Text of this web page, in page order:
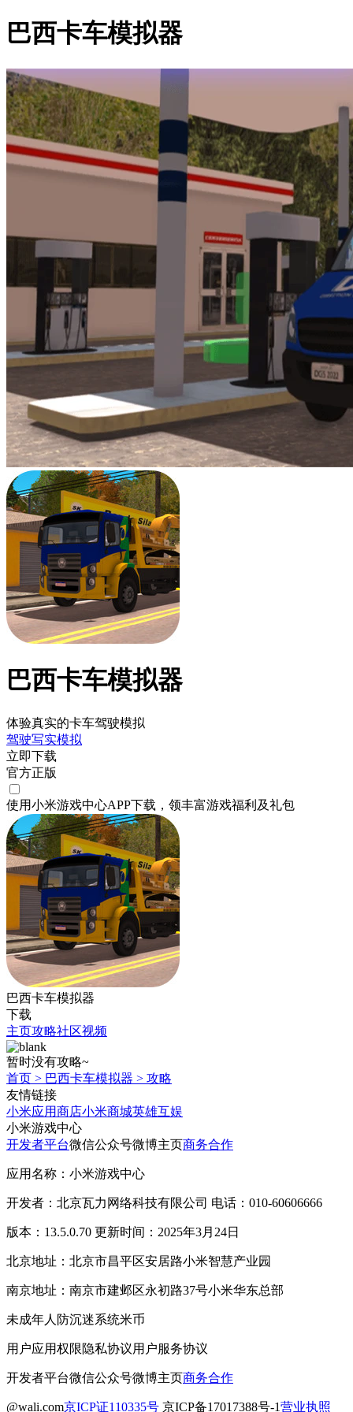
巴西卡车模拟器
巴西卡车模拟器
体验真实的卡车驾驶模拟
驾驶写实模拟
立即下载
官方正版
使用小米游戏中心APP下载 ，领丰富游戏福利 及礼包
巴西卡车模拟器
下载
主页攻略社区视频
暂时没有攻略~
首页 > 巴西卡车模拟器 > 攻略
友情链接
小米应用商店小米商城英雄互娱
小米游戏中心
开发者平台微信公众号微博主页商务合作
应用名称：小米游戏中心
开发者：北京瓦力网络科技有限公司 电话：010-60606666
版本：13.5.0.70 更新时间：2025年3月24日
北京地址：北京市昌平区安居路小米智慧产业园
南京地址：南京市建邺区永初路37号小米华东总部
未成年人防沉迷系统米币
用户应用权限隐私协议用户服务协议
开发者平台微信公众号微博主页商务合作
@wali.com京ICP证110335号 京ICP备17017388号-1营业执照